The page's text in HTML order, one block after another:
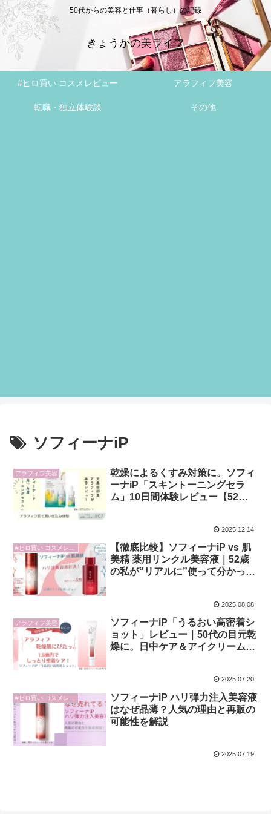
50代からの美容と仕事（暮らし）の記録
きょうかの美ライフ
#ヒロ買い コスメレビュー アラフィフ美容
転職・独立体験談 その他
ソフィーナiP
アラフィフ美容
乾燥によるくすみ対策に。ソフィ
ーナiP「スキントーニングセラ
ム」10日間体験レビュー【52歳
2025.12.14
#ヒロ買い コスメレビュー
【徹底比較】ソフィーナiP vs 肌
美精 薬用リンクル美容液｜52歳
の私が“リアルに”使って分かった
2025.08.08
アラフィフ美容
ソフィーナiP「うるおい高密着シ
ョット」レビュー｜50代の目元乾
燥に。日中ケア＆アイクリーム代
2025.07.20
ソフィーナiP ハリ弾力注入美容液
はなぜ品薄？人気の理由と再販の
可能性を解説
2025.07.19